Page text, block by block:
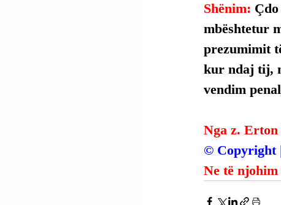
Shënim:
mbështetur
prezumimit
kur ndaj tij,
vendim
Nga z. Erton
© Copyright
Ne të njohim